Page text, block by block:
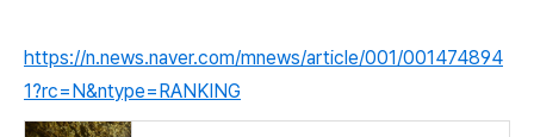
https://n.news.naver.com/mnews/article/001/001474894
1?rc=N&ntype=RANKING